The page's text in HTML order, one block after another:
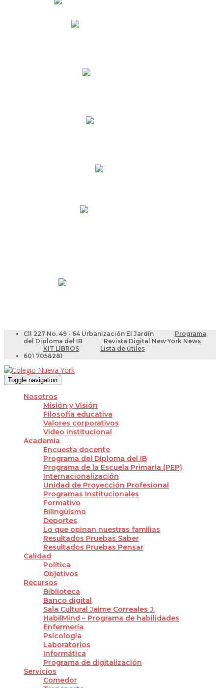
Cll 227 No. 49 - 64 Urbanización El Jardín
Programa
del Diploma del IB
Revista Digital New York News
KIT LIBROS
Lista de útiles
601 7058281
Toggle navigation
Nosotros
Misión y Visión
Filosofía educativa
Valores corporativos
Video institucional
Academia
Encuesta docente
Programa del Diploma del IB
Programa de la Escuela Primaria (PEP)
Internacionalización
Unidad de Proyección Profesional
Programas Institucionales
Formativo
Bilingüismo
Deportes
Lo que opinan nuestras familias
Resultados Pruebas Saber
Resultados Pruebas Pensar
Calidad
Política
Objetivos
Recursos
Biblioteca
Banco digital
Sala Cultural Jaime Correales J.
HabilMind – Programa de habilidades
Enfermería
Psicología
Laboratorios
Informática
Programa de digitalización
Servicios
Comedor